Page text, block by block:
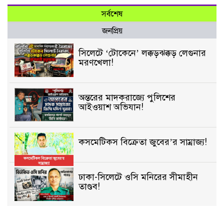
সর্বশেষ
জনপ্রিয়
সিলেটে ‘টোকেনে’ লক্কড়ঝক্কড় লেগুনার
মরণখেলা!
অন্তরের মাদকরাজ্যে পুলিশের
আইওয়াশ অভিযান!
কসমেটিকস বিক্রেতা জুবের’র সাম্রাজ্য!
ঢাকা-সিলেটে ওসি মনিরের সীমাহীন
তাণ্ডব!